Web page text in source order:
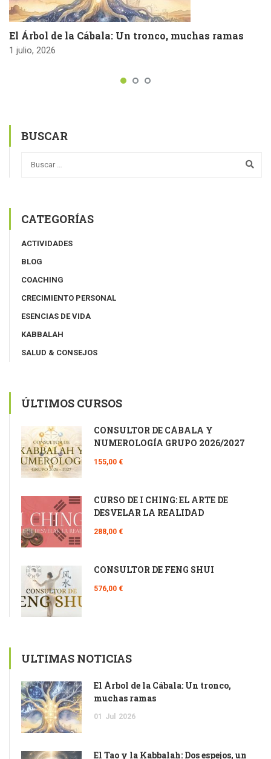
El Árbol de la Cábala: Un tronco, muchas ramas
1 julio, 2026
BUSCAR
CATEGORÍAS
ACTIVIDADES
BLOG
COACHING
CRECIMIENTO PERSONAL
ESENCIAS DE VIDA
KABBALAH
SALUD & CONSEJOS
ÚLTIMOS CURSOS
CONSULTOR DE CÁBALA Y
NUMEROLOGÍA GRUPO 2026/2027
155,00 €
CURSO DE I CHING: EL ARTE DE
DESVELAR LA REALIDAD
288,00 €
CONSULTOR DE FENG SHUI
576,00 €
ULTIMAS NOTICIAS
El Árbol de la Cábala: Un tronco,
muchas ramas
01 Jul 2026
El Tao y la Kabbalah: Dos espejos, un